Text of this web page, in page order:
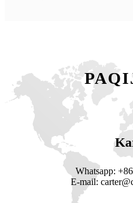
Whatsapp:
E-mail: